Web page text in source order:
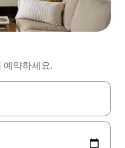
예약하세요.
사용하거나 터치 또는 스와이